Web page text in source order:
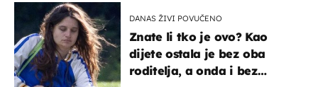
DANAS ŽIVI POVUČENO
Znate li tko je ovo? Kao
dijete ostala je bez oba
roditelja, a onda i bez